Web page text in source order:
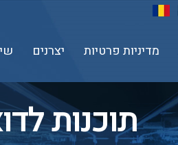
מדיניות פרטיות יצרנים
תוכנות